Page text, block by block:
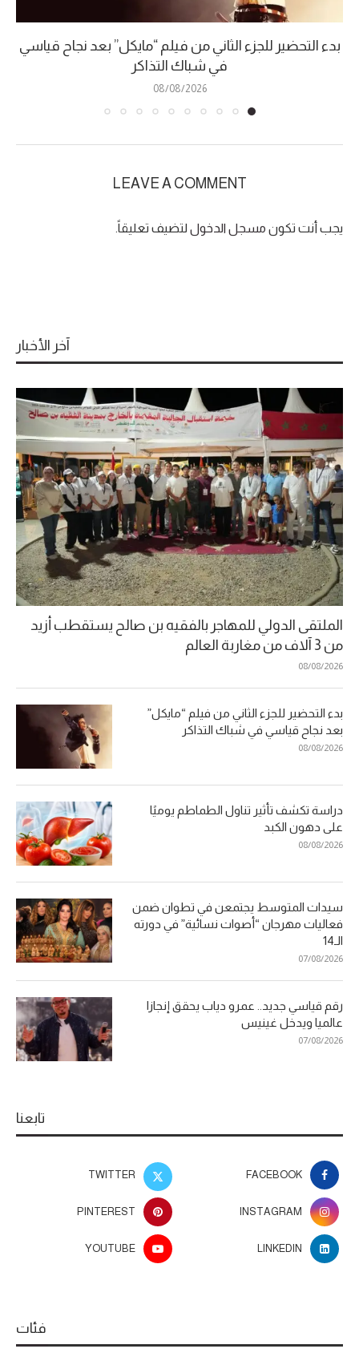
بدء التحضير للجزء الثاني من فيلم “مايكل” بعد نجاح قياسي
في شباك التذاكر
08/08/2026
LEAVE A COMMENT
يجب أنت تكون مسجل الدخول لتضيف تعليقاً.
آخر الأخبار
الملتقى الدولي للمهاجر بالفقيه بن صالح يستقطب أزيد
من 3 آلاف من مغاربة العالم
08/08/2026
بدء التحضير للجزء الثاني من فيلم “مايكل”
بعد نجاح قياسي في شباك التذاكر
08/08/2026
دراسة تكشف تأثير تناول الطماطم يوميًا
على دهون الكبد
08/08/2026
سيدات المتوسط يجتمعن في تطوان ضمن
فعاليات مهرجان “أصوات نسائية” في دورته
الـ14
07/08/2026
رقم قياسي جديد.. عمرو دياب يحقق إنجازا
عالميا ويدخل غينيس
07/08/2026
تابعنا
FACEBOOK
TWITTER
INSTAGRAM
PINTEREST
LINKEDIN
YOUTUBE
فئات